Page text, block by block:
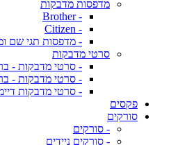
מדפסות מדבקות
- Brother
- Citizen
- מדפסות תגי שם
סרטי מדבקות
- סרטי מדבקות -
- סרטי מדבקות -
- סרטי מדבקות
פקסים
סורקים
- סורקים
- סורקים ניידים